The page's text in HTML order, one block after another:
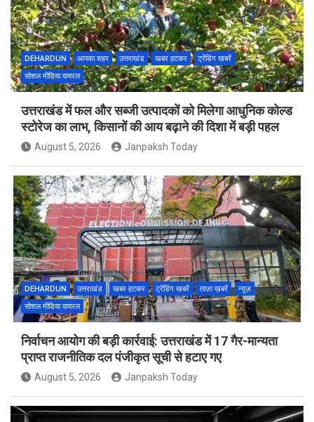
DEHARDUN आपका शहर उत्तराखंड खबर हटकर
ट्रेंडिंग खबरें
सोशल मीडिया वायरल
उत्तराखंड में फल और सब्जी उत्पादकों को मिलेगा आधुनिक कोल्ड
स्टोरेज का लाभ, किसानों की आय बढ़ाने की दिशा में बड़ी पहल
August 5, 2026 Janpaksh Today
DEHARDUN उत्तराखंड खबर हटकर ट्रेंडिंग खबरें ताज़ा ख़बरें
न्यूज़
सोशल मीडिया वायरल
निर्वाचन आयोग की बड़ी कार्रवाई: उत्तराखंड में 17 गैर-मान्यता
प्राप्त राजनीतिक दल पंजीकृत सूची से हटाए गए
August 5, 2026 Janpaksh Today